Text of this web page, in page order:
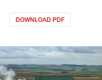
DOWNLOAD PDF